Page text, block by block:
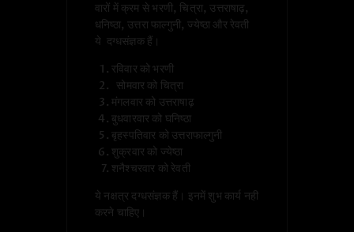
वारों में क्रम से भरणी, चित्रा, उत्तराषाढ़,
धनिष्ठा, उत्तरा फाल्गुनी, ज्येष्ठा और रेवती
ये दग्धसंज्ञक हैं।
रविवार को भरणी
सोमवार को चित्रा
मंगलवार को उत्तराषाढ़
बुधवारवार को घनिष्ठा
बृहस्पतिवार को उत्तराफाल्गुनी
शुक्रवार को ज्येष्ठा
शनैश्चरवार को रेवती
ये नक्षत्र दग्धसंज्ञक हैं। इनमें शुभ कार्य नही
करने चाहिए।